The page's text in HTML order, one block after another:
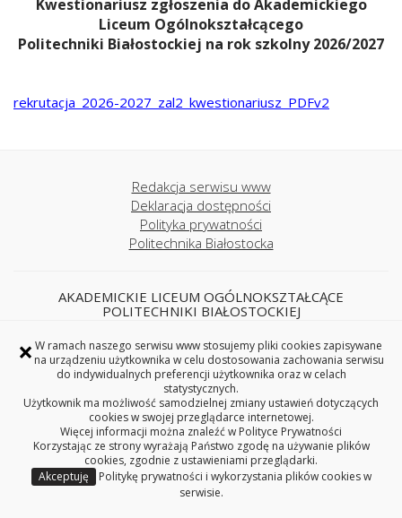
× W ramach naszego serwisu www stosujemy pliki cookies zapisywane
na urządzeniu użytkownika w celu dostosowania zachowania serwisu
do indywidualnych preferencji użytkownika oraz w celach
statystycznych.
Użytkownik ma możliwość samodzielnej zmiany ustawień dotyczących
cookies w swojej przeglądarce internetowej.
Więcej informacji można znaleźć w Polityce Prywatności
Korzystając ze strony wyrażają Państwo zgodę na używanie plików
cookies, zgodnie z ustawieniami przeglądarki.
Akceptuję
Politykę prywatności i wykorzystania plików cookies w
serwisie.
Kwestionariusz zgłoszenia do Akademickiego
Liceum Ogólnokształcącego
Politechniki Białostockiej na rok szkolny 2026/2027
rekrutacja_2026-2027_zal2_kwestionariusz_PDFv2
Redakcja serwisu www
Deklaracja dostępności
Polityka prywatności
Politechnika Białostocka
AKADEMICKIE LICEUM OGÓLNOKSZTAŁCĄCE
POLITECHNIKI BIAŁOSTOCKIEJ
ul. Wiejska 45A, 15-351 Białystok,
tel. 85 746 71 31
e-mail: liceum@pb.edu.pl
REGON: 362402100, NIP: 542-020-87-21
Copyright © 2026 Politechnika Białostocka